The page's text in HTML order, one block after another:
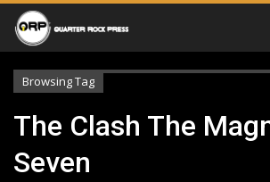
Browsing Tag
The Clash The
Seven